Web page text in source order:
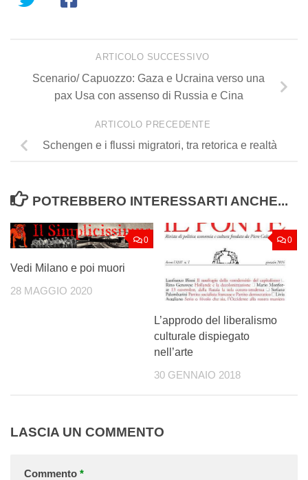
ARTICOLO SUCCESSIVO
Scenario/ Capuozzo: Gaza e Ucraina verso una
pax Usa con assenso di Russia e Cina
ARTICOLO PRECEDENTE
Schengen e i flussi migratori, tra retorica e realtà
POTREBBERO INTERESSARTI ANCHE...
0
Vedi Milano e poi muori
28 MAGGIO 2020
0
L’approdo del liberalismo
culturale dispiegato
nell’arte
30 GENNAIO 2018
LASCIA UN COMMENTO
Commento *